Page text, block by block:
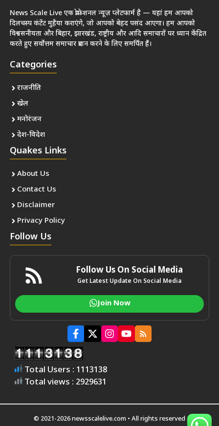
News Scale Live एक प्रोफेशनल न्यूज़ प्लेटफार्म है — यहां हम आपको
दिलचस्प कंटेंट मुहैया कराएंगे, जो आपको बेहद पसंद आएगा। हम आपको
विश्वसनीयता और बिहार, झारखंड, राष्ट्रीय और आदि समाचारों पर ध्यान केंद्रित
करते हुए सर्वोत्तम समाचार प्रदान करने के लिए समर्पित हैं।
Categories
राजनीति
खेल
मनोरंजन
देश-विदेश
Quakes Links
About Us
Contact Us
Disclaimer
Privacy Policy
Follow Us
Follow Us On Social Media
Get Latest Update On Social Media
Join Now
Total Users : 1113138
Total views : 2929631
© 2021-2026 newsscalelive.com • All rights reserved